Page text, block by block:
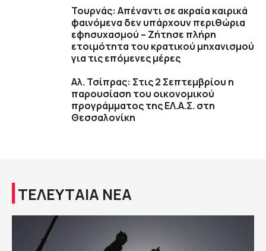
Τουρνάς: Απέναντι σε ακραία καιρικά
φαινόμενα δεν υπάρχουν περιθώρια
εφησυχασμού – Ζήτησε πλήρη
ετοιμότητα του κρατικού μηχανισμού
για τις επόμενες μέρες
Αλ. Τσίπρας: Στις 2 Σεπτεμβρίου η
παρουσίαση του οικονομικού
προγράμματος της ΕΛ.Α.Σ. στη
Θεσσαλονίκη
ΤΕΛΕΥΤΑΙΑ ΝΕΑ